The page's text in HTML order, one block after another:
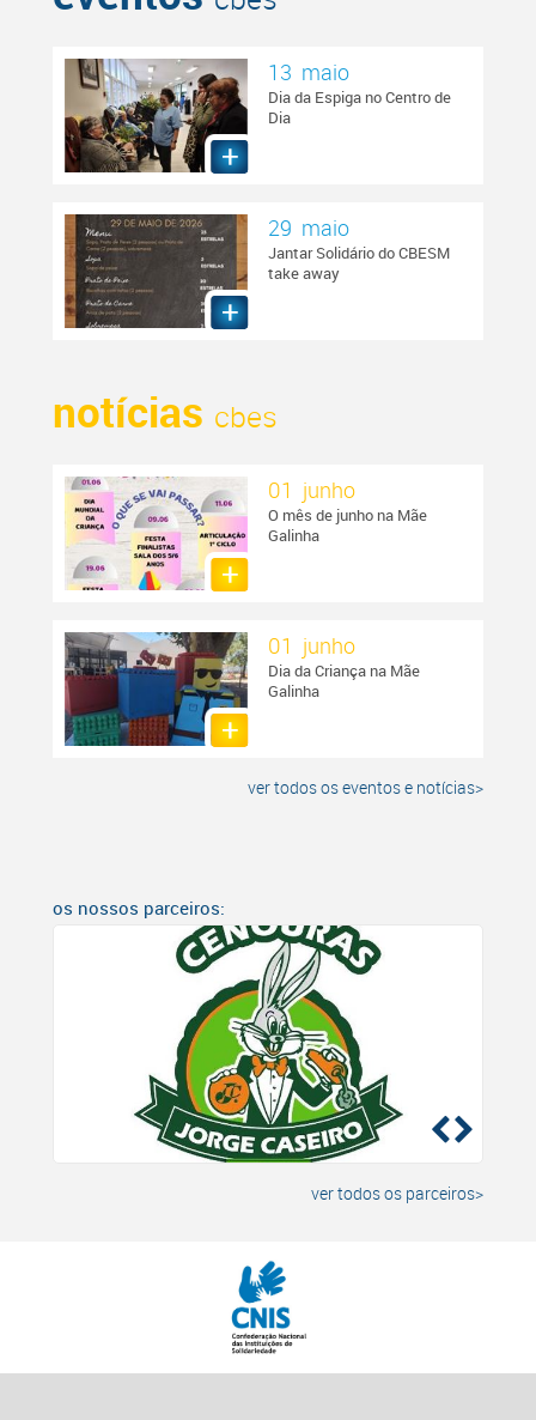
13 maio
Dia da Espiga no Centro de
Dia
29 maio
Jantar Solidário do CBESM
take away
notícias cbes
01 junho
O mês de junho na Mãe
Galinha
01 junho
Dia da Criança na Mãe
Galinha
ver todos os eventos e notícias>
os nossos parceiros:
ver todos os parceiros>